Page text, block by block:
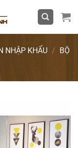
NHẬP KHẨU / BỘ